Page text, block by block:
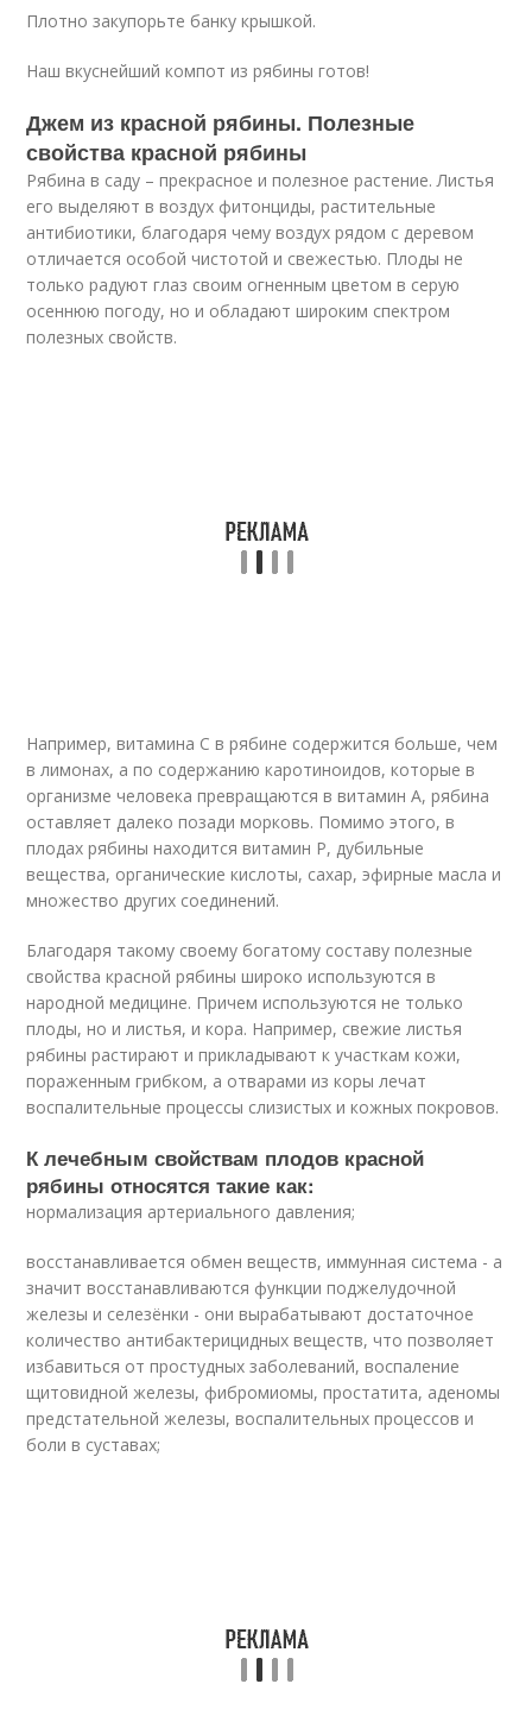
Плотно закупорьте банку крышкой.
Наш вкуснейший компот из рябины готов!
Джем из красной рябины. Полезные
свойства красной рябины
Рябина в саду – прекрасное и полезное растение. Листья
его выделяют в воздух фитонциды, растительные
антибиотики, благодаря чему воздух рядом с деревом
отличается особой чистотой и свежестью. Плоды не
только радуют глаз своим огненным цветом в серую
осеннюю погоду, но и обладают широким спектром
полезных свойств.
Например, витамина С в рябине содержится больше, чем
в лимонах, а по содержанию каротиноидов, которые в
организме человека превращаются в витамин А, рябина
оставляет далеко позади морковь. Помимо этого, в
плодах рябины находится витамин Р, дубильные
вещества, органические кислоты, сахар, эфирные масла и
множество других соединений.
Благодаря такому своему богатому составу полезные
свойства красной рябины широко используются в
народной медицине. Причем используются не только
плоды, но и листья, и кора. Например, свежие листья
рябины растирают и прикладывают к участкам кожи,
пораженным грибком, а отварами из коры лечат
воспалительные процессы слизистых и кожных покровов.
К лечебным свойствам плодов красной
рябины относятся такие как:
нормализация артериального давления;
восстанавливается обмен веществ, иммунная система - а
значит восстанавливаются функции поджелудочной
железы и селезёнки - они вырабатывают достаточное
количество антибактерицидных веществ, что позволяет
избавиться от простудных заболеваний, воспаление
щитовидной железы, фибромиомы, простатита, аденомы
предстательной железы, воспалительных процессов и
боли в суставах;